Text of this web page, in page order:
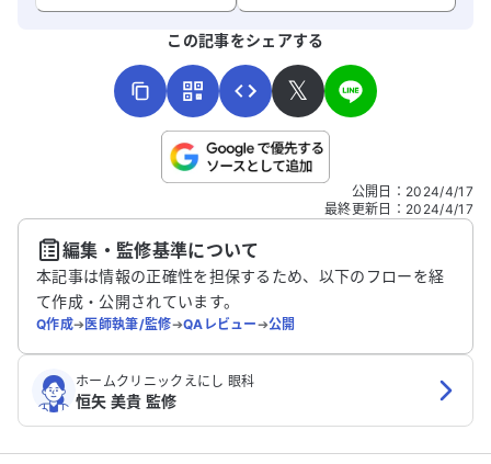
こちらは送信専用のフォームです。氏名やご自身の病気の詳細な
送信する
この記事をシェアする
𝕏
公開日 ： 2024/4/17
最終更新日 ： 2024/4/17
編集・監修基準について
本記事は情報の正確性を担保するため、以下のフローを経
て作成・公開されています。
Q作成➔医師執筆/監修➔QAレビュー➔公開
ホームクリニックえにし 眼科
恒矢 美貴 監修